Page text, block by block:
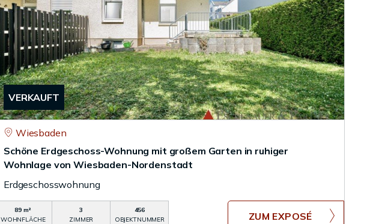
VERKAUFT
Wiesbaden
Schöne Erdgeschoss-Wohnung mit großem Garten in ruhiger
Wohnlage von Wiesbaden-Nordenstadt
Erdgeschosswohnung
89 m²
WOHNFLÄCHE
3
ZIMMER
456
OBJEKTNUMMER
ZUM EXPOSÉ